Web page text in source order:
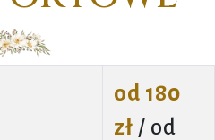
od 180
zł / od